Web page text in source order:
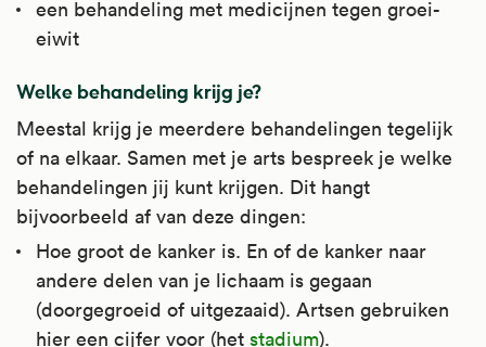
een behandeling met medicijnen tegen groei-
eiwit
Welke behandeling krijg je?
Meestal krijg je meerdere behandelingen tegelijk
of na elkaar. Samen met je arts bespreek je welke
behandelingen jij kunt krijgen. Dit hangt
bijvoorbeeld af van deze dingen:
Hoe groot de kanker is. En of de kanker naar
andere delen van je lichaam is gegaan
(doorgegroeid of uitgezaaid). Artsen gebruiken
hier een cijfer voor (het stadium).